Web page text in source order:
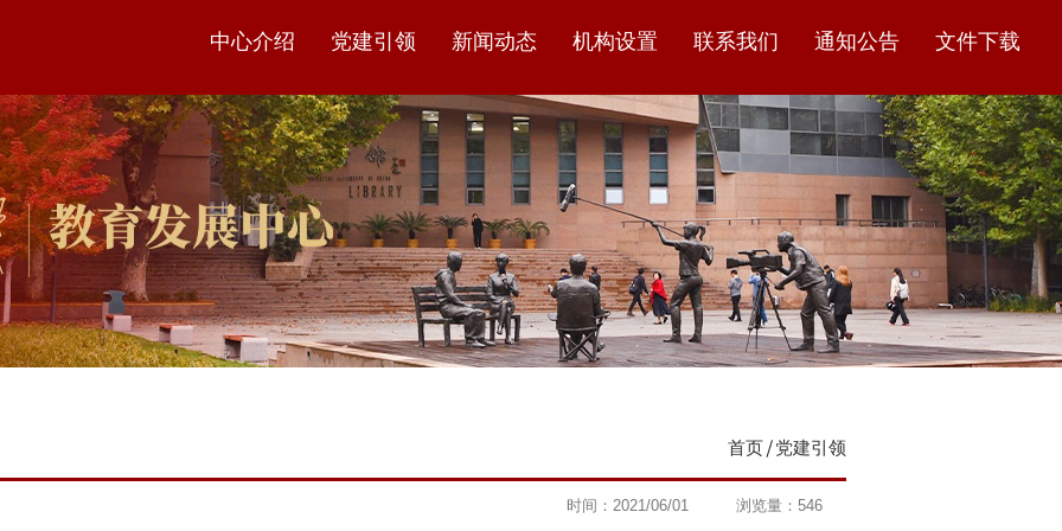
中心介绍 党建引领 新闻动态 机构设置 联系我们 通知公告 文件下载
首页 党建引领
时间：2021/06/01 浏览量： 546